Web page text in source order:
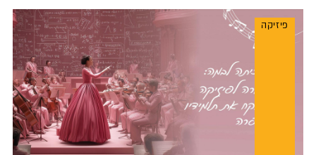
פיזיקה